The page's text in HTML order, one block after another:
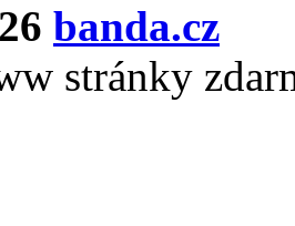
banda.cz
stránky